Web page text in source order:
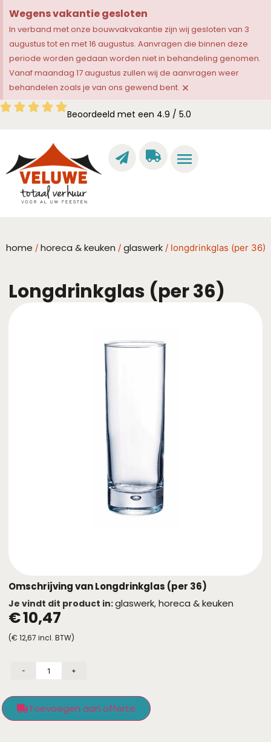
Wegens vakantie gesloten
In verband met onze bouwvakvakantie zijn wij gesloten van 3
augustus tot en met 16 augustus. Aanvragen die binnen deze
periode worden gedaan worden niet in behandeling genomen.
Vanaf maandag 17 augustus zullen wij de aanvragen weer
behandelen zoals je van ons gewend bent. ×
Beoordeeld met een 4.9 / 5.0
home / horeca & keuken / glaswerk / longdrinkglas (per 36)
Longdrinkglas (per 36)
Omschrijving van Longdrinkglas (per 36)
Je vindt dit product in:glaswerk, horeca & keuken
€10,47
(€ 12,67 incl. BTW)
- +
Toevoegen aan offerte